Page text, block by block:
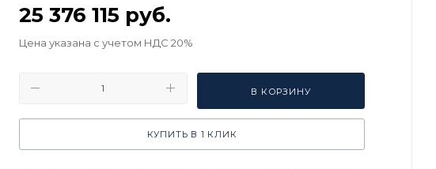
25 376 115 руб.
Цена указана с учетом НДС 20%
В КОРЗИНУ
КУПИТЬ В 1 КЛИК